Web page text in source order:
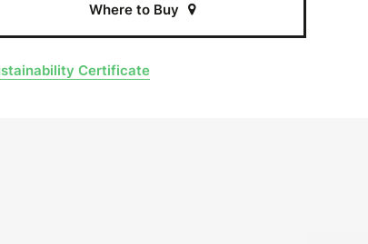
Where to Buy
Certificate